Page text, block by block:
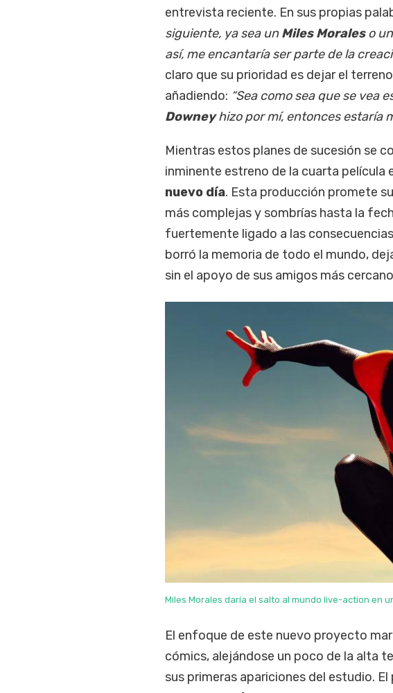
entrevista reciente. En sus propias
siguiente, ya sea unMiles Moraleso
así, me encantaría ser parte de la
claro que su prioridad es dejar el
añadiendo: “Sea como sea que se vea
Downeyhizo por mí, entonces estaría
Mientras estos planes de sucesión se
inminente estreno de la cuarta película
nuevo día. Esta producción promete
más complejas y sombrías hasta la
fuertemente ligado a las
borró la memoria de todo el mundo,
sin el apoyo de sus amigos más
Miles Morales daría el salto al mundo live-action en
El enfoque de este nuevo proyecto
cómics, alejándose un poco de la alta
sus primeras apariciones del estudio. El